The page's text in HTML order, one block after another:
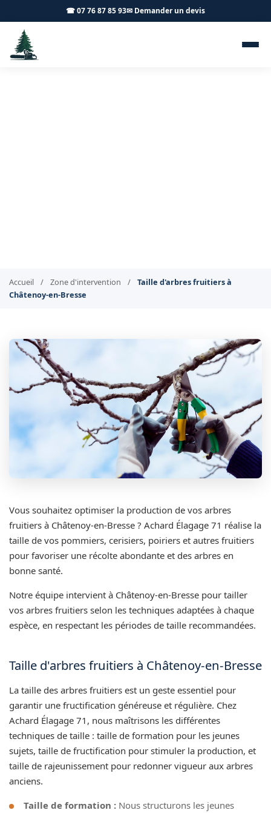
☎ 07 76 87 85 93✉ Demander un devis
Accueil / Zone d'intervention /
Taille d'arbres fruitiers à
Châtenoy-en-Bresse
Vous souhaitez optimiser la production de vos arbres
fruitiers à Châtenoy-en-Bresse ? Achard Élagage 71 réalise la
taille de vos pommiers, cerisiers, poiriers et autres fruitiers
pour favoriser une récolte abondante et des arbres en
bonne santé.
Notre équipe intervient à Châtenoy-en-Bresse pour tailler
vos arbres fruitiers selon les techniques adaptées à chaque
espèce, en respectant les périodes de taille recommandées.
Taille d'arbres fruitiers à Châtenoy-en-Bresse
La taille des arbres fruitiers est un geste essentiel pour
garantir une fructification généreuse et régulière. Chez
Achard Élagage 71, nous maîtrisons les différentes
techniques de taille : taille de formation pour les jeunes
sujets, taille de fructification pour stimuler la production, et
taille de rajeunissement pour redonner vigueur aux arbres
anciens.
Taille de formation : Nous structurons les jeunes